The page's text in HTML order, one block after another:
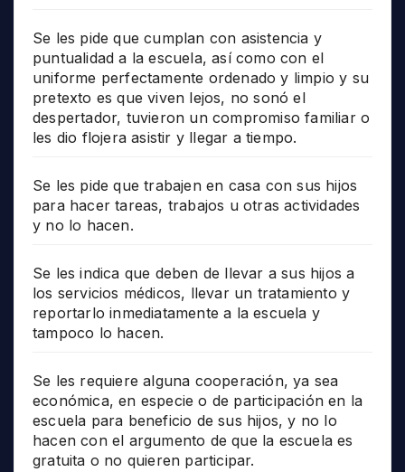
Se les pide que cumplan con asistencia y
puntualidad a la escuela, así como con el
uniforme perfectamente ordenado y limpio y su
pretexto es que viven lejos, no sonó el
despertador, tuvieron un compromiso familiar o
les dio flojera asistir y llegar a tiempo.
Se les pide que trabajen en casa con sus hijos
para hacer tareas, trabajos u otras actividades
y no lo hacen.
Se les indica que deben de llevar a sus hijos a
los servicios médicos, llevar un tratamiento y
reportarlo inmediatamente a la escuela y
tampoco lo hacen.
Se les requiere alguna cooperación, ya sea
económica, en especie o de participación en la
escuela para beneficio de sus hijos, y no lo
hacen con el argumento de que la escuela es
gratuita o no quieren participar.